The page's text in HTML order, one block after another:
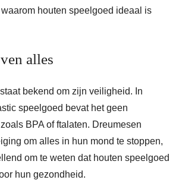
houten speelgoed ideaal is
alles
bekend om zijn veiligheid. In
speelgoed bevat het geen
BPA of ftalaten. Dreumesen
om alles in hun mond te stoppen,
om te weten dat houten speelgoed
hun gezondheid.